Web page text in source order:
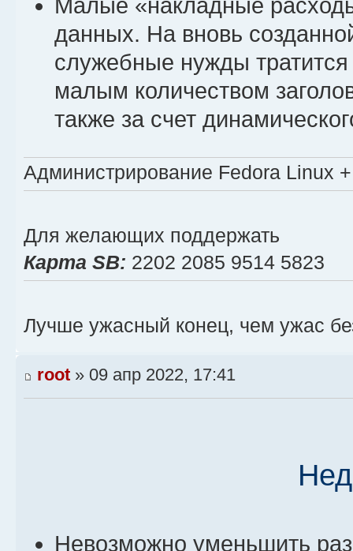
Малые «накладные
данных. На вновь
служебные нужды
малым количеством
также за счет
Администрирование Fedora Linux
Для желающих поддержать
Карта SB: 2202 2085 9514 5823
Лучше ужасный конец, чем ужас
root » 09 апр 2022, 17:41
Невозможно уменьшить